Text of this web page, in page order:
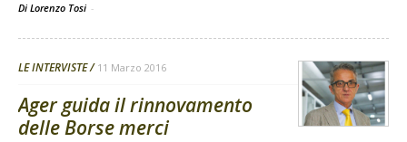
Di Lorenzo Tosi -
LE INTERVISTE 11 Marzo 2016
Ager guida il rinnovamento
delle Borse merci